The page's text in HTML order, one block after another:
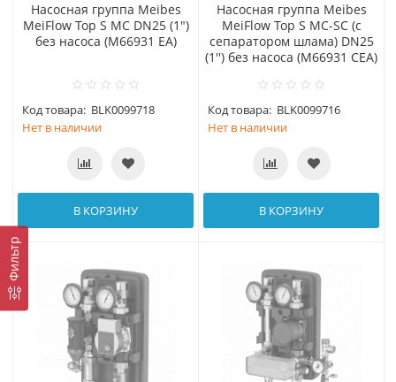
Фильтр
Насосная группа Meibes
MeiFlow Top S MC DN25 (1")
без насоса (M66931 EA)
Код товара: BLK0099718
Нет в наличии
В КОРЗИНУ
Насосная группа Meibes
MeiFlow Top S MC-SC (с
сепаратором шлама) DN25
(1'') без насоса (М66931 CEA)
Код товара: BLK0099716
Нет в наличии
В КОРЗИНУ